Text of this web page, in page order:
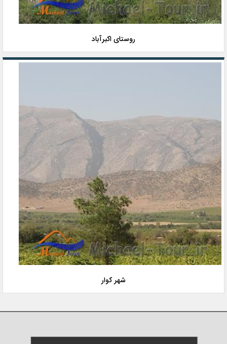
روستای اکبرآباد
شهر کوار